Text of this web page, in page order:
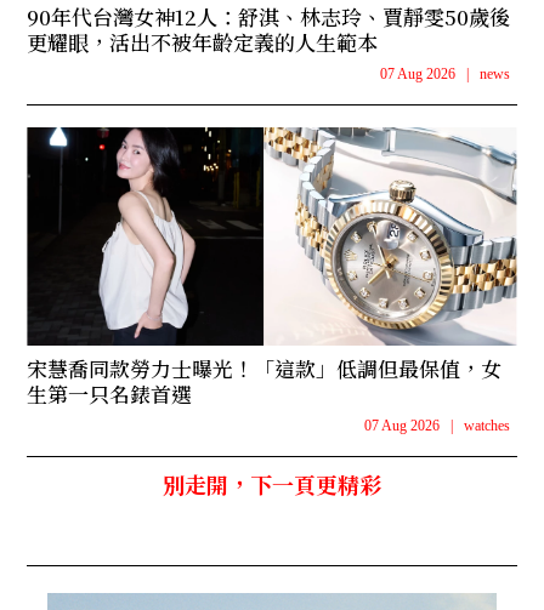
90年代台灣女神12人：舒淇、林志玲、賈靜雯50歲後
更耀眼，活出不被年齡定義的人生範本
07 Aug 2026 news
宋慧喬同款勞力士曝光！「這款」低調但最保值，女
生第一只名錶首選
07 Aug 2026 watches
別走開，下一頁更精彩